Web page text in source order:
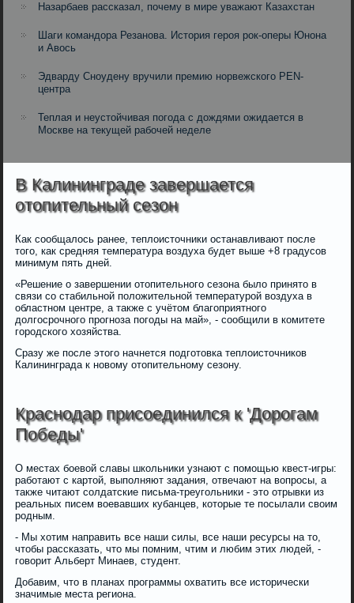
Назарбаев рассказал, почему в мире уважают Казахстан
Шаги командора Резанова. История героя рок-оперы Юнона
и Авось
Эдварду Сноудену вручили премию норвежского PEN-
центра
Теплая и неустойчивая погода с дождями ожидается в
Москве на текущей рабочей неделе
В Калининграде завершается
отопительный сезон
Как сообщалось ранее, теплоисточники останавливают после
того, как средняя температура воздуха будет выше +8 градусов
минимум пять дней.
«Решение о завершении отопительного сезона было принято в
связи со стабильной положительной температурой воздуха в
областном центре, а также с учётом благоприятного
долгосрочного прогноза погоды на май», - сообщили в комитете
городского хозяйства.
Сразу же после этого начнется подготовка теплоисточников
Калининграда к новому отопительному сезону.
Краснодар присоединился к 'Дорогам
Победы'
О местах боевой славы школьники узнают с помощью квест-игры:
работают с картой, выполняют задания, отвечают на вопросы, а
также читают солдатские письма-треугольники - это отрывки из
реальных писем воевавших кубанцев, которые те посылали своим
родным.
- Мы хотим направить все наши силы, все наши ресурсы на то,
чтобы рассказать, что мы помним, чтим и любим этих людей, -
говорит Альберт Минаев, студент.
Добавим, что в планах программы охватить все исторически
значимые места региона.